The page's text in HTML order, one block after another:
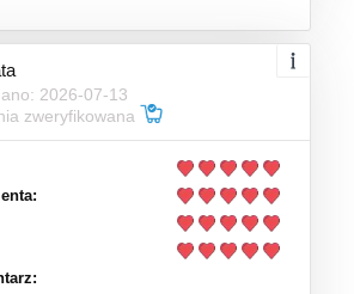
2026-07-13
zweryfikowana